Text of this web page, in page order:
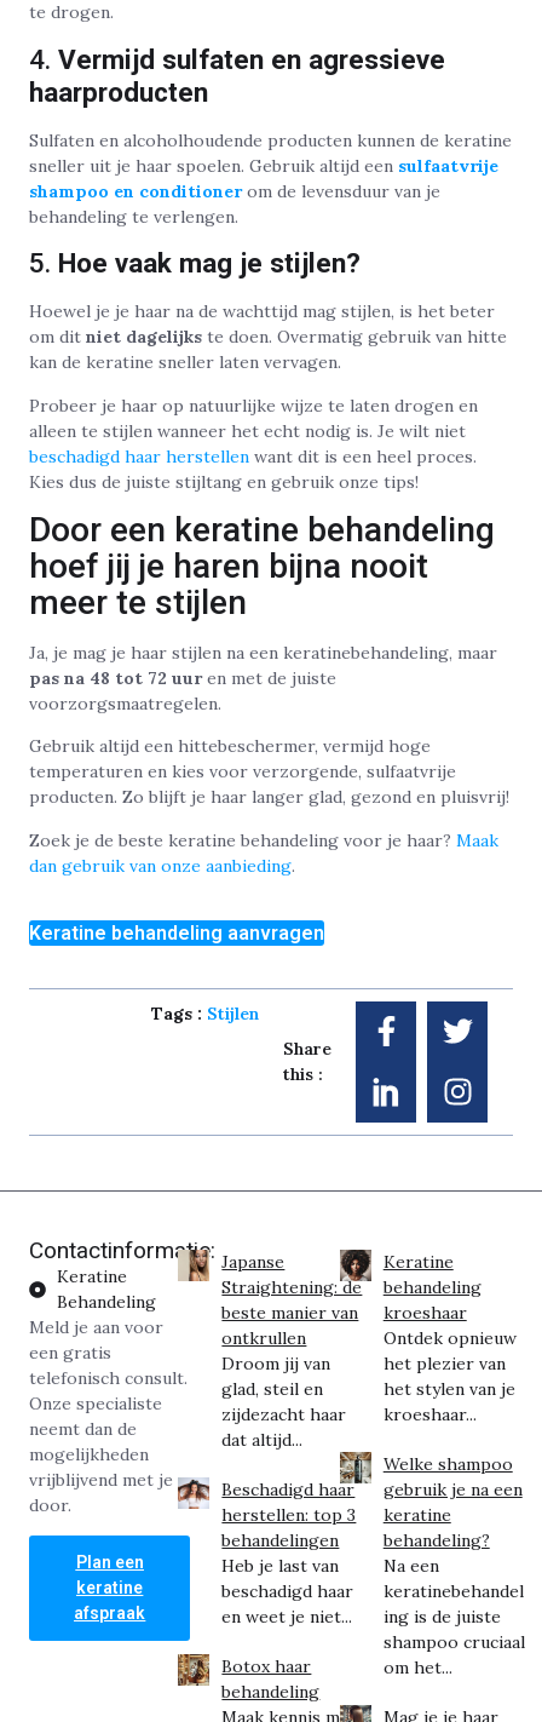
te drogen.
4. Vermijd sulfaten en agressieve
haarproducten
Sulfaten en alcoholhoudende producten kunnen de keratine
sneller uit je haar spoelen. Gebruik altijd een sulfaatvrije
shampoo en conditionerom de levensduur van je
behandeling te verlengen.
5. Hoe vaak mag je stijlen?
Hoewel je je haar na de wachttijd mag stijlen, is het beter
om dit niet dagelijks te doen. Overmatig gebruik van hitte
kan de keratine sneller laten vervagen.
Probeer je haar op natuurlijke wijze te laten drogen en
alleen te stijlen wanneer het echt nodig is. Je wilt niet
beschadigd haar herstellen want dit is een heel proces.
Kies dus de juiste stijltang en gebruik onze tips!
Door een keratine behandeling
hoef jij je haren bijna nooit
meer te stijlen
Ja, je mag je haar stijlen na een keratinebehandeling, maar
pas na 48 tot 72 uuren met de juiste
voorzorgsmaatregelen.
Gebruik altijd een hittebeschermer, vermijd hoge
temperaturen en kies voor verzorgende, sulfaatvrije
producten. Zo blijft je haar langer glad, gezond en pluisvrij!
Zoek je de beste keratine behandeling voor je haar? Maak
dan gebruik van onze aanbieding.
Keratine behandeling aanvragen
Tags : Stijlen
Share
this :
Contactinformatie:
Keratine
Behandeling
Meld je aan voor
een gratis
telefonisch consult.
Onze specialiste
neemt dan de
mogelijkheden
vrijblijvend met je
door.
Plan een
keratine
afspraak
Japanse
Straightening: de
beste manier van
ontkrullen
Droom jij van
glad, steil en
zijdezacht haar
dat altijd...
Beschadigd haar
herstellen: top 3
behandelingen
Heb je last van
beschadigd haar
en weet je niet...
Botox haar
behandeling
Maak kennis met
Keratine
behandeling
kroeshaar
Ontdek opnieuw
het plezier van
het stylen van je
kroeshaar...
Welke shampoo
gebruik je na een
keratine
behandeling?
Na een
keratinebehandel
ing is de juiste
shampoo cruciaal
om het...
Mag je je haar